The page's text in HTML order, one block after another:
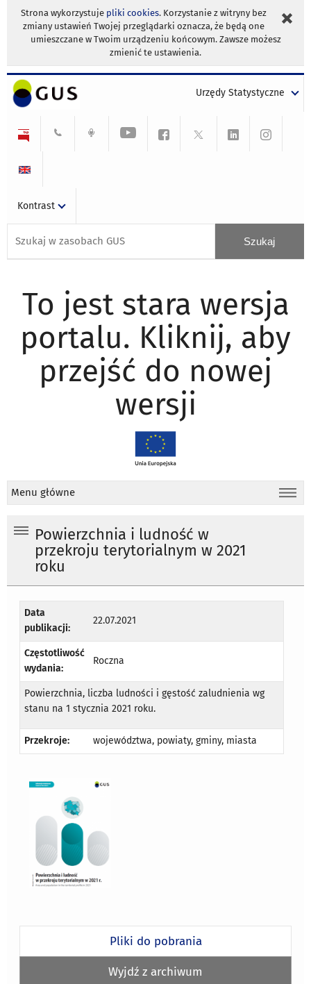
Strona wykorzystuje pliki cookies. Korzystanie z witryny bez
zmiany ustawień Twojej przeglądarki oznacza, że będą one
umieszczane w Twoim urządzeniu końcowym. Zawsze możesz
zmienić te ustawienia.
Urzędy Statystyczne
Kontrast
To jest stara wersja
portalu. Kliknij, aby
przejść do nowej
wersji
Menu główne
Powierzchnia i ludność w
przekroju terytorialnym w 2021
roku
Data
publikacji:
22.07.2021
Częstotliwość
wydania:
Roczna
Powierzchnia, liczba ludności i gęstość zaludnienia wg
stanu na 1 stycznia 2021 roku.
Przekroje: województwa, powiaty, gminy, miasta
Pliki do pobrania
Wyjdź z archiwum